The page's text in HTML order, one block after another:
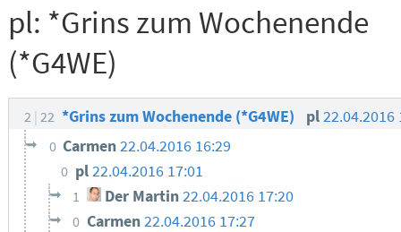
pl: *Grins zum Wochenende
(*G4WE)
2 22 *Grins zum Wochenende (*G4WE) pl22.04.2016
0 Carmen22.04.2016 16:29
0 pl22.04.2016 17:01
1 Der Martin22.04.2016 17:20
0 Carmen22.04.2016 17:27